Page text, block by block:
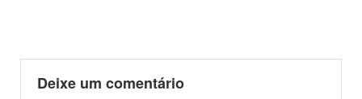
Deixe um comentário